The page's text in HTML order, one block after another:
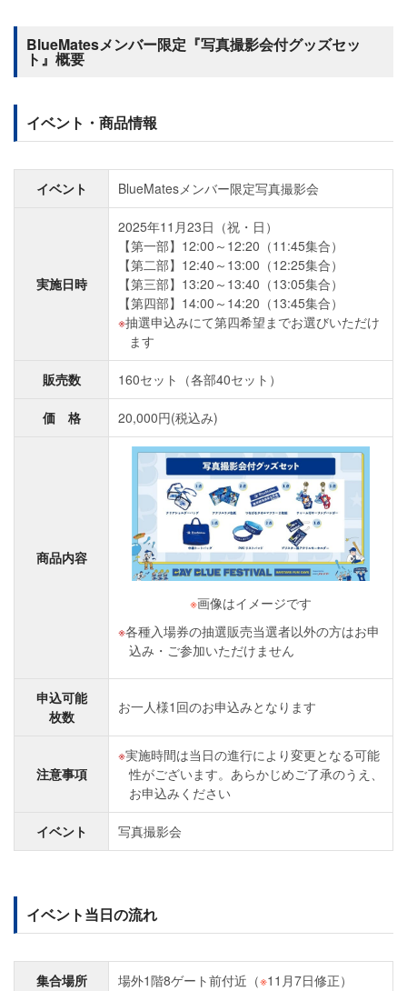
BlueMatesメンバー限定『写真撮影会付グッズセッ
ト』概要
イベント・商品情報
イベント BlueMatesメンバー限定写真撮影会
実施日時
2025年11月23日（祝・日）
【第一部】12:00～12:20（11:45集合）
【第二部】12:40～13:00（12:25集合）
【第三部】13:20～13:40（13:05集合）
【第四部】14:00～14:20（13:45集合）
抽選申込みにて第四希望までお選びいただけ
ます
販売数 160セット（各部40セット）
価 格 20,000円(税込み)
商品内容
※画像はイメージです
各種入場券の抽選販売当選者以外の方はお申
込み・ご参加いただけません
申込可能
枚数
お一人様1回のお申込みとなります
注意事項
実施時間は当日の進行により変更となる可能
性がございます。あらかじめご了承のうえ、
お申込みください
イベント 写真撮影会
イベント当日の流れ
集合場所 場外1階8ゲート前付近（※11月7日修正）